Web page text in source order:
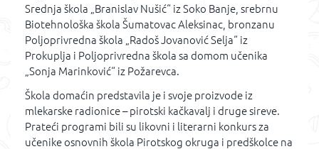
Srednja škola „Branislav Nušić“ iz Soko Banje, srebrnu
Biotehnološka škola Šumatovac Aleksinac, bronzanu
Poljoprivredna škola „Radoš Jovanović Selja“ iz
Prokuplja i Poljoprivredna škola sa domom učenika
„Sonja Marinković“ iz Požarevca.
Škola domaćin predstavila je i svoje proizvode iz
mlekarske radionice – pirotski kačkavalj i druge sireve.
Prateći programi bili su likovni i literarni konkurs za
učenike osnovnih škola Pirotskog okruga i predškolce na